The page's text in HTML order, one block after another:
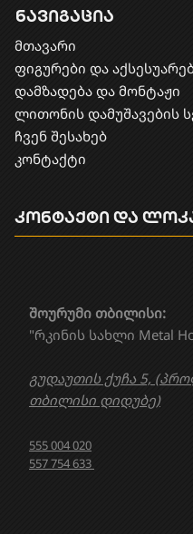
ნავიგაცია
მთავარი
ფიგურები და
დამზადება და მონტაჟი
​ლითონის დამუშავების
ჩვენ შესახებ
კონტაქტი
შოურუმი თბილისი:
"რკინის სახლი Metal
გუდაუთის ქუჩა 5,
თბილისი დიდუბე)
555 004 020
557 754 633
კონტაქტი და